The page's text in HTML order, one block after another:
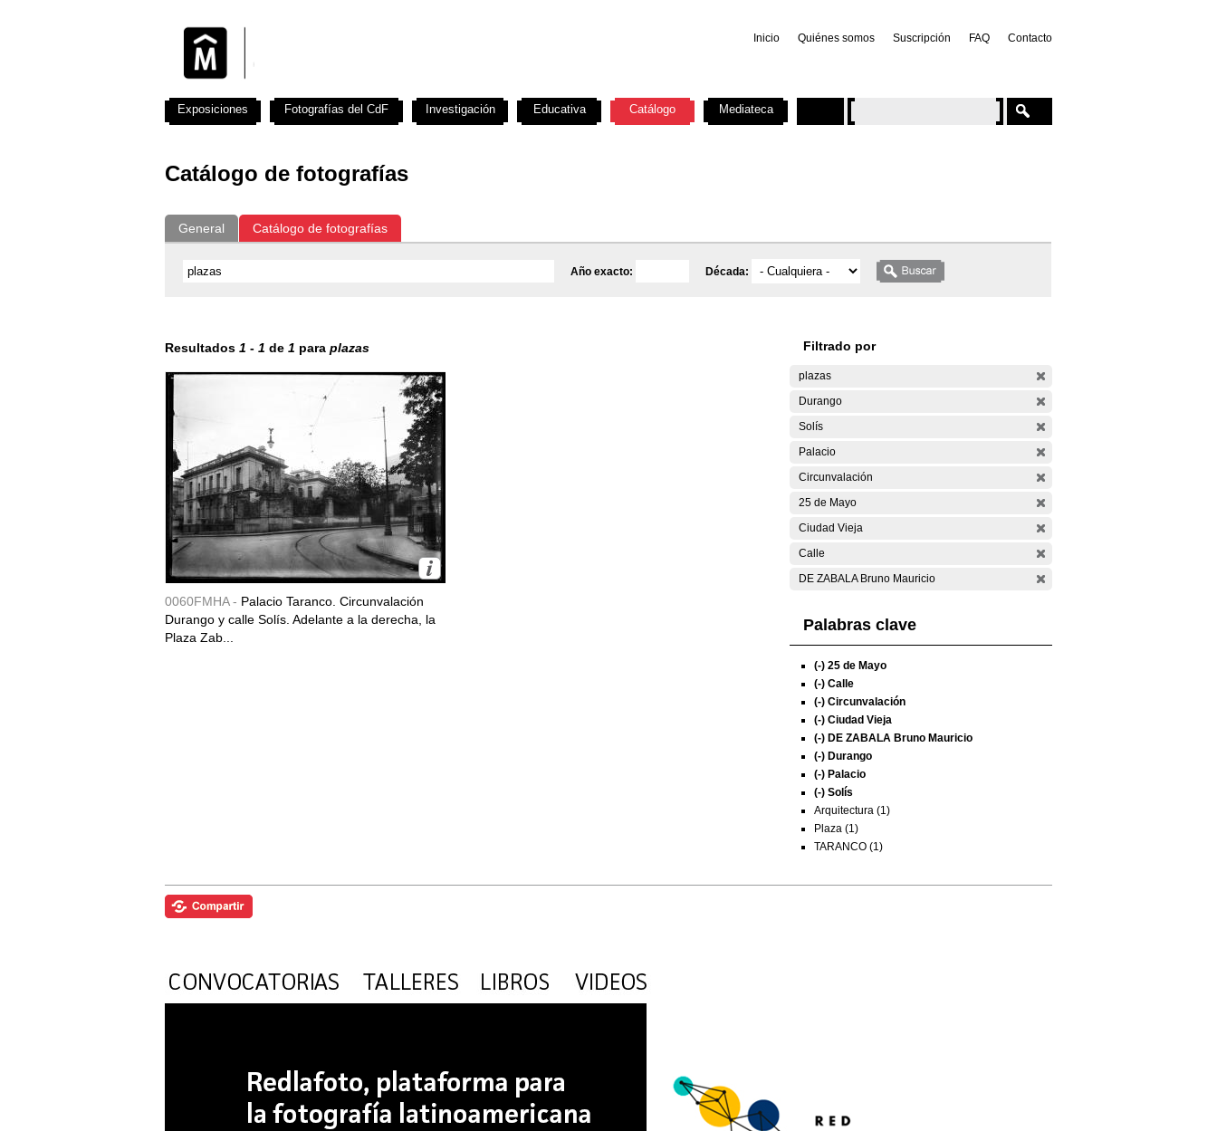
Inicio Quiénes somos Suscripción FAQ Contacto
Catálogo de fotografías
General Catálogo de fotografías
Año exacto: Década:
Resultados 1 - 1 de 1 para plazas
0060FMHA - Palacio Taranco. Circunvalación
Durango y calle Solís. Adelante a la derecha, la
Plaza Zab...
Filtrado por
plazas
Durango
Solís
Palacio
Circunvalación
25 de Mayo
Ciudad Vieja
Calle
DE ZABALA Bruno Mauricio
Palabras clave
(-) 25 de Mayo
(-) Calle
(-) Circunvalación
(-) Ciudad Vieja
(-) DE ZABALA Bruno Mauricio
(-) Durango
(-) Palacio
(-) Solís
Arquitectura (1)
Plaza (1)
TARANCO (1)
Exposiciones Fotografías del CdF Investigación Educativa Catálogo Mediateca